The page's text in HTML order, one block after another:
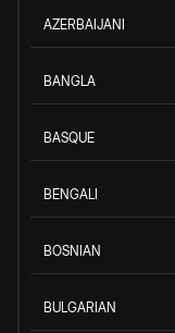
AZERBAIJANI
BANGLA
BASQUE
BENGALI
BOSNIAN
BULGARIAN